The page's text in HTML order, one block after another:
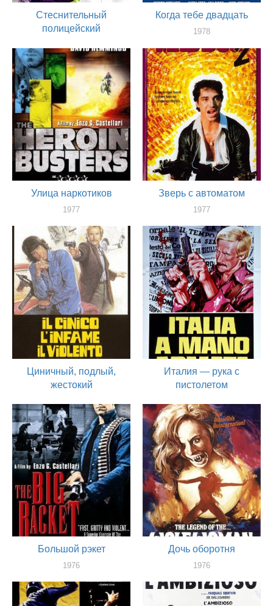
Стеснительный
полицейский
актер
Когда тебе двадцать
1978
Улица наркотиков
1977
Зверь с автоматом
1977
Циничный, подлый,
жестокий
актер
Италия — рука с
пистолетом
актер
Большой рэкет
1976
Дочь оборотня
1976